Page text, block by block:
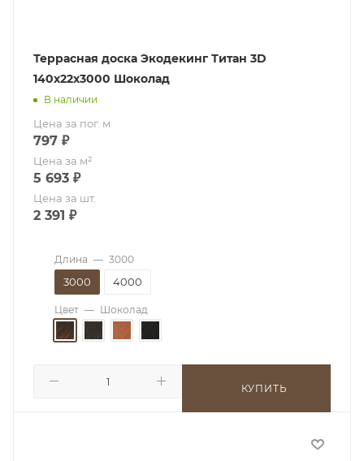
Террасная доска Экодекинг Титан 3D
140х22х3000 Шоколад
В наличии
Цена за пог. м
797 ₽
Цена за м²
5 693 ₽
Цена за шт.
2 391 ₽
Длина — 3000
3000 4000
Цвет — Шоколад
КУПИТЬ